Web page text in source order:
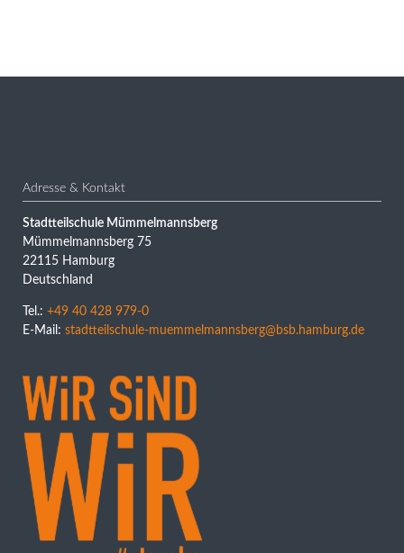
Adresse & Kontakt
Stadtteilschule Mümmelmannsberg
Mümmelmannsberg 75
22115 Hamburg
Deutschland
Tel.: +49 40 428 979-0
E-Mail: stadtteilschule-muemmelmannsberg@bsb.hamburg.de